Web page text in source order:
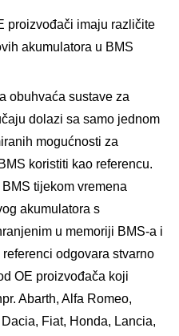
proizvođači imaju različite
akumulatora u BMS
obuhvaća sustave za
dolazi sa samo jednom
mogućnosti za
koristiti kao referencu.
tijekom vremena
akumulatora s
u memoriji BMS-a i
odgovara stvarno
OE proizvođača koji
Abarth, Alfa Romeo,
Fiat, Honda, Lancia,